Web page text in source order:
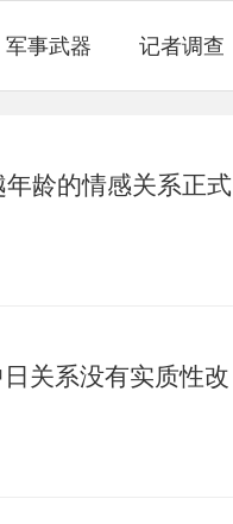
军事武器 记者调查
龄的情感关系正式
关系没有实质性改